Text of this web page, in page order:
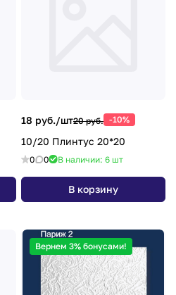
18 руб./шт20 руб. -10%
10/20 Плинтус 20*20
0 0 В наличии: 6 шт
В корзину
Вернем 3% бонусами!